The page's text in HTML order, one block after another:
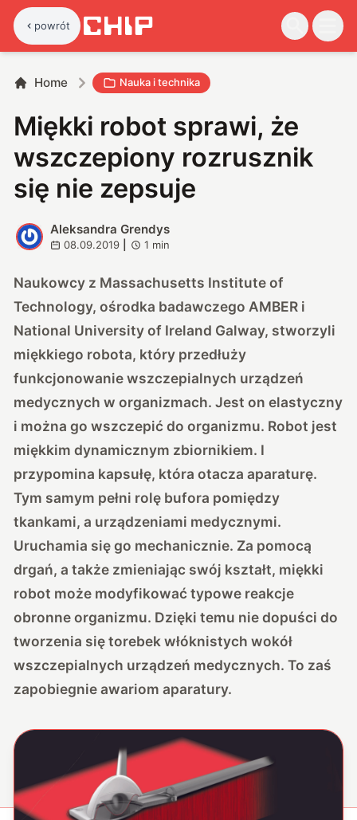
powrót
Home Nauka i technika
Miękki robot sprawi, że
wszczepiony rozrusznik
się nie zepsuje
A
Aleksandra Grendys
08.09.2019 1 min
Naukowcy z Massachusetts Institute of
Technology, ośrodka badawczego AMBER i
National University of Ireland Galway, stworzyli
miękkiego robota, który przedłuży
funkcjonowanie wszczepialnych urządzeń
medycznych w organizmach. Jest on elastyczny
i można go wszczepić do organizmu. Robot jest
miękkim dynamicznym zbiornikiem. I
przypomina kapsułę, która otacza aparaturę.
Tym samym pełni rolę bufora pomiędzy
tkankami, a urządzeniami medycznymi.
Uruchamia się go mechanicznie. Za pomocą
drgań, a także zmieniając swój kształt, miękki
robot może modyfikować typowe reakcje
obronne organizmu. Dzięki temu nie dopuści do
tworzenia się torebek włóknistych wokół
wszczepialnych urządzeń medycznych. To zaś
zapobiegnie awariom aparatury.